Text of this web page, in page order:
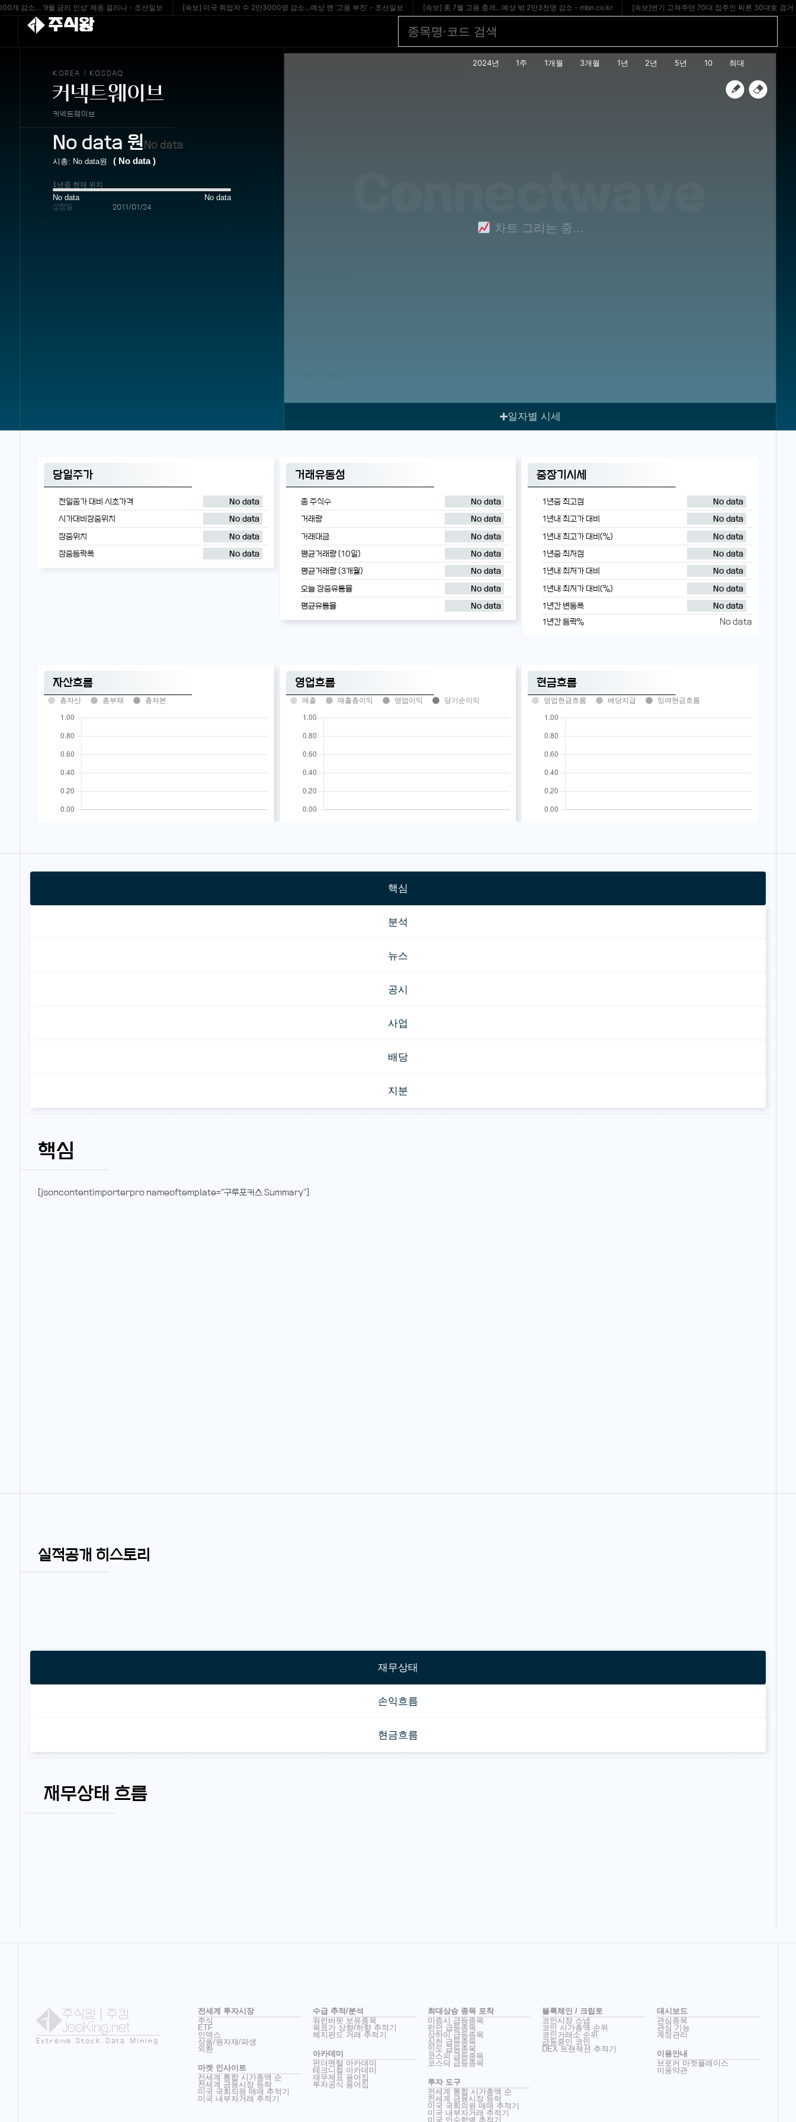
소… ‘9월 금리 인상’ 제동 걸리나 - 조선일보 [속보] 미국 취업자 수 2만3000명 감소…예상 깬 ‘고용 부진’ - 조선일보 [속보] 美 7월 고용 충격…예상 밖 2만3천명 감소 - mbn.co.kr [속보]변기 고쳐주던 70대 집주인 찌른 30대女 검거 - 문
주식왕
KOREA / KOSDAQ
커넥트웨이브
커넥트웨이브
No data 원No data
시총: No data원 ( No data)
1년중 현재 위치
No data No data
상장일 2011/01/24
차트 그리는 중...
일자별 시세
당일주가
전일종가 대비 시초가격
No data
시가대비장중위치
No data
장중위치
No data
장중등락폭
No data
거래유동성
총 주식수
No data
거래량
No data
거래대금
No data
평균거래량 (10일)
No data
평균거래량 (3개월)
No data
오늘 장중유통율
No data
평균유통율
No data
중장기시세
1년중 최고점
No data
1년내 최고가 대비
No data
1년내 최고가 대비(%)
No data
1년중 최저점
No data
1년내 최저가 대비
No data
1년내 최저가 대비(%)
No data
1년간 변동폭
No data
1년간 등락%
No data
자산흐름
총자산 총부채 총자본
영업흐름
매출 매출총이익 영업이익 당기순이익
현금흐름
영업현금흐름 배당지급 잉여현금흐름
핵심
분석
뉴스
공시
사업
배당
지분
핵심
[jsoncontentimporterpro nameoftemplate="구루포커스 Summary"]
실적공개 히스토리
재무상태
손익흐름
현금흐름
재무상태 흐름
주식왕 | 주킹
JooKing.net
Extreme Stock Data Mining
전세계 투자시장
주식
ETF
인덱스
상품/원자재/파생
외환
마켓 인사이트
전세계 통합 시가총액 순
전세계 금융시장 등락
미국 국회의원 매매 추적기
미국 내부자거래 추적기
수급 추적/분석
워런버핏 보유종목
목표가 상향/하향 추적기
헤지펀드 거래 추적기
아카데미
펀더멘털 아카데미
테크니컬 아카데미
재무제표 용어집
투자공식 용어집
최대상승 종목 포착
미증시 급등종목
런던 급등종목
상하이 급등종목
심천 급등종목
인도 급등종목
코스피 급등종목
코스닥 급등종목
투자 도구
전세계 통합 시가총액 순
전세계 금융시장 등락
미국 국회의원 매매 추적기
미국 내부자거래 추적기
미국 인수합병 추적기
블록체인 / 크립토
코인시장 스냅
코인 시가총액 순위
코인거래소 순위
급등중인 코인
DEX 트랜잭션 추적기
대시보드
관심종목
관심 기능
계정관리
이용안내
브로커 마켓플레이스
이용약관